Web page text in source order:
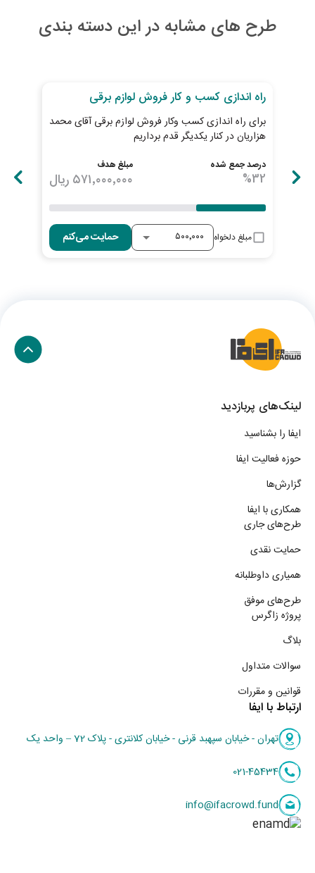
طرح های مشابه در این دسته بندی
راه اندازی کسب و کار فروش لوازم برقی
برای راه اندازی کسب وکار فروش لوازم برقی آقای محمد
هزاریان در کنار یکدیگر قدم برداریم
درصد جمع شده
%32
مبلغ هدف
۵۷۱٬۰۰۰٬۰۰۰ ریال
مبلغ دلخواه حمایت می‌کنم
لینک‌های پربازدید
ایفا را بشناسید
حوزه فعالیت ایفا
گزارش‌ها
همکاری با ایفا
طرح‌های جاری
حمایت نقدی
همیاری داوطلبانه
طرح‌های موفق
پروژه زاگرس
بلاگ
سوالات متداول
قوانین و مقررات
ارتباط با ایفا
تهران - خیابان سپهبد قرنی - خیابان کلانتری - پلاک 72 – واحد یک
021-45434
info@ifacrowd.fund